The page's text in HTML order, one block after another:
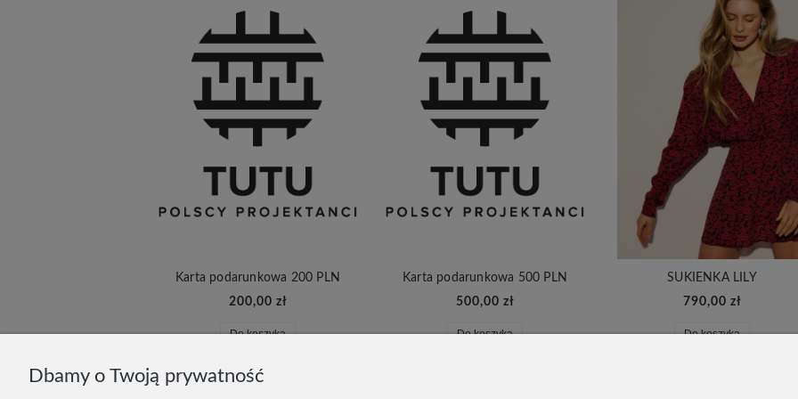
Karta podarunkowa 200 PLN
200,00 zł
Do koszyka
Karta podarunkowa 500 PLN
500,00 zł
Do koszyka
SUKIENKA LILY
790,00 zł
Do koszyka
Dbamy o Twoją prywatność